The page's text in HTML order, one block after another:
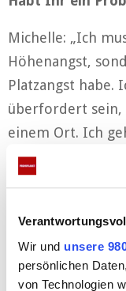
Wir und unsere
persönlichen
von Technologien
Michelle: „Ich
Höhenangst,
Platzangst habe.
überfordert sein,
einem Ort. Ich
immer an, Mike
Mike: „Das
weiß nicht, was
eine Küche und
die in